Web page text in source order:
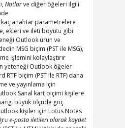
,Notlarve diğer öğeleri ilgili
anahtar parametrelere
ekleri ve ileti boyutu gibi
Outlook ürün ve
MSG biçim (PST ile MSG),
işlemini kolaylaştırır
yeteneği Outlook öğeler
RTF biçim (PST ile RTF) daha
ve yayınlama için
Sanal kart biçimi kişilere
büyük ölçüde göç
kişiler için Lotus Notes
e-posta iletileri olarak kaydet